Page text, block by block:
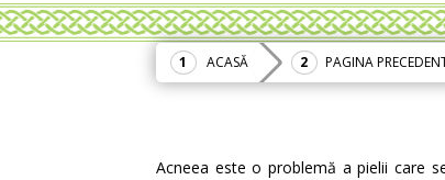
ACASĂ PAGINA
Acneea este o problemă a pielii care